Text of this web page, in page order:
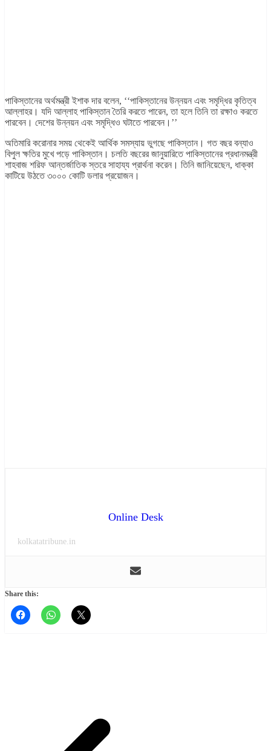
পাকিস্তানের অর্থমন্ত্রী ইশাক দার বলেন, ‘‘পাকিস্তানের উন্নয়ন এবং সমৃদ্ধির কৃতিত্ব
আল্লাহর। যদি আল্লাহ পাকিস্তান তৈরি করতে পারেন, তা হলে তিনি তা রক্ষাও করতে
পারবেন। দেশের উন্নয়ন এবং সমৃদ্ধিও ঘটাতে পারবেন।’’
অতিমারি করোনার সময় থেকেই আর্থিক সমস্যায় ভুগছে পাকিস্তান। গত বছর বন্যাও
বিপুল ক্ষতির মুখে পড়ে পাকিস্তান। চলতি বছরের জানুয়ারিতে পাকিস্তানের প্রধানমন্ত্রী
শাহবাজ শরিফ আন্তর্জাতিক স্তরে সাহায্য প্রার্থনা করেন। তিনি জানিয়েছেন, ধাক্কা
কাটিয়ে উঠতে ৩০০০ কোটি ডলার প্রয়োজন।
Online Desk
kolkatatribune.in
Share this: